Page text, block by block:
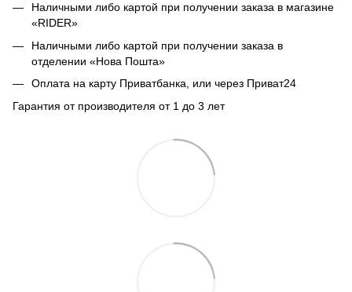
Наличными либо картой при получении заказа в магазине
«RIDER»
Наличными либо картой при получении заказа в
отделении «Нова Пошта»
Оплата на карту Приватбанка, или через Приват24
Гарантия от производителя от 1 до 3 лет